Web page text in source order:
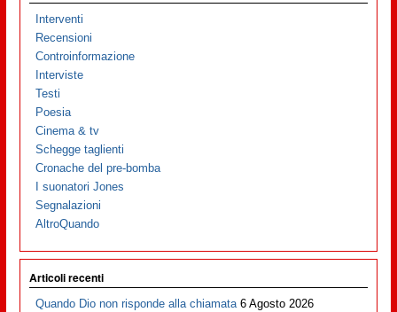
Interventi
Recensioni
Controinformazione
Interviste
Testi
Poesia
Cinema & tv
Schegge taglienti
Cronache del pre-bomba
I suonatori Jones
Segnalazioni
AltroQuando
Articoli recenti
Quando Dio non risponde alla chiamata 6 Agosto 2026